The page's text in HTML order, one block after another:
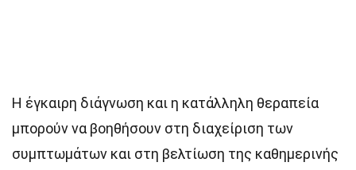
Η έγκαιρη διάγνωση και η κατάλληλη θεραπεία
μπορούν να βοηθήσουν στη διαχείριση των
συμπτωμάτων και στη βελτίωση της καθημερινής